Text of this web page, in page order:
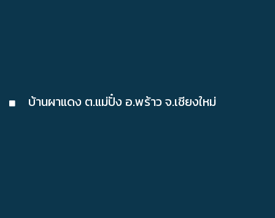
บ้านผาแดง ต.แม่ปั๋ง อ.พร้าว จ.เชียงใหม่